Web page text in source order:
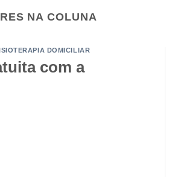
NA COLUNA
DOMICILIAR
com a